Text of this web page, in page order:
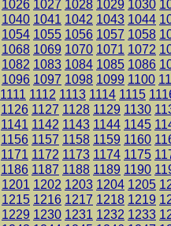
1026 1027 1028 1029 1030
1040 1041 1042 1043 1044
1054 1055 1056 1057 1058
1068 1069 1070 1071 1072
1082 1083 1084 1085 1086
1096 1097 1098 1099 1100
1111 1112 1113 1114 1115
1126 1127 1128 1129 1130
1141 1142 1143 1144 1145
1156 1157 1158 1159 1160
1171 1172 1173 1174 1175
1186 1187 1188 1189 1190
1201 1202 1203 1204 1205
1215 1216 1217 1218 1219
1229 1230 1231 1232 1233